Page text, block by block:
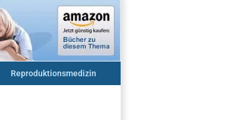
Reproduktionsmedizin